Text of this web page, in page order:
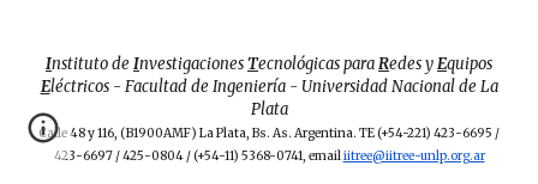
Instituto deInvestigacionesTecnológicas paraRedes yEquipos
Eléctricos - Facultad de Ingeniería - Universidad Nacional de La
Plata
Calle 48 y 116, (B1900AMF) La Plata, Bs. As. Argentina. TE (+54-221) 423-6695 /
423-6697 /425-0804 /(+54-11) 5368-0741, emailiitree@iitree-unlp.org.ar